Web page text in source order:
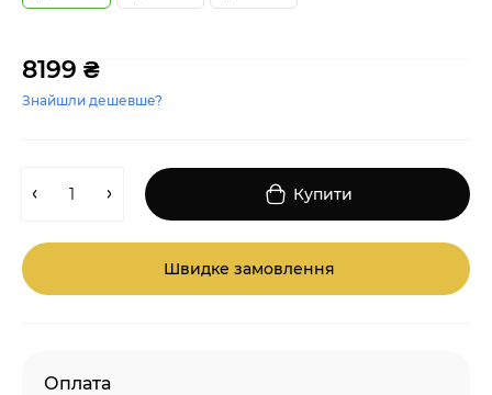
8199 ₴
Знайшли дешевше?
Купити
Швидке замовлення
Оплата